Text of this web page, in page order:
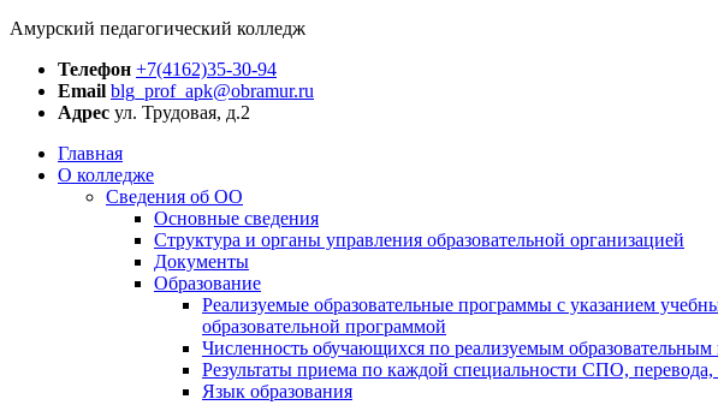
Амурский педагогический колледж
Телефон +7(4162)35-30-94
Email blg_prof_apk@obramur.ru
Адрес ул. Трудовая, д.2
Главная
О колледже
Сведения об ОО
Основные сведения
Структура и органы управления образовательной организацией
Документы
Образование
Реализуемые образовательные программы с указанием
образовательной программой
Численность обучающихся по реализуемым
Результаты приема по каждой специальности СПО, перевода,
Язык образования